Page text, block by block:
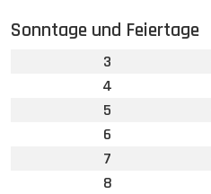
Sonntage und Feiertage
3
4
5
6
7
8